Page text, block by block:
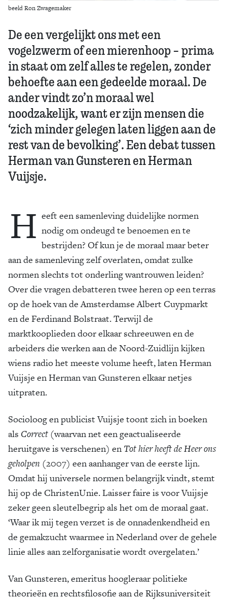
beeld Ron Zwagemaker
De een vergelijkt ons met een
vogelzwerm of een mierenhoop – prima
in staat om zelf alles te regelen, zonder
behoefte aan een gedeelde moraal. De
ander vindt zo’n moraal wel
noodzakelijk, want er zijn mensen die
‘zich minder gelegen laten liggen aan de
rest van de bevolking’. Een debat tussen
Herman van Gunsteren en Herman
Vuijsje.
H eeft een samenleving duidelijke normen
nodig om ondeugd te benoemen en te
bestrijden? Of kun je de moraal maar beter
aan de samenleving zelf overlaten, omdat zulke
normen slechts tot onderling wantrouwen leiden?
Over die vragen debatteren twee heren op een terras
op de hoek van de Amsterdamse Albert Cuypmarkt
en de Ferdinand Bolstraat. Terwijl de
marktkooplieden door elkaar schreeuwen en de
arbeiders die werken aan de Noord-Zuidlijn kijken
wiens radio het meeste volume heeft, laten Herman
Vuijsje en Herman van Gunsteren elkaar netjes
uitpraten.
Socioloog en publicist Vuijsje toont zich in boeken
als Correct (waarvan net een geactualiseerde
heruitgave is verschenen) en Tot hier heeft de Heer ons
geholpen (2007) een aanhanger van de eerste lijn.
Omdat hij universele normen belangrijk vindt, stemt
hij op de ChristenUnie. Laisser faire is voor Vuijsje
zeker geen sleutelbegrip als het om de moraal gaat.
‘Waar ik mij tegen verzet is de onnadenkendheid en
de gemakzucht waarmee in Nederland over de gehele
linie alles aan zelforganisatie wordt overgelaten.’
Van Gunsteren, emeritus hoogleraar politieke
theorieën en rechtsfilosofie aan de Rijksuniversiteit